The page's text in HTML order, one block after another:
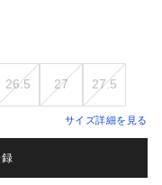
26.5 27 27.5
サイズ詳細を見る